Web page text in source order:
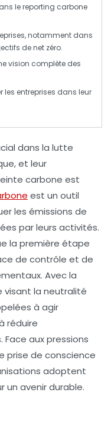
le reporting carbone
notamment dans
denet zéro.
vision complète des
les entreprises dans leur
dans la lutte
et leur
carbone est
est un outil
les émissions de
par leurs activités.
la première étape
de contrôle et de
Avec la
visant la neutralité
à agir
réduire
aux pressions
prise de conscience
adoptent
un avenir durable.